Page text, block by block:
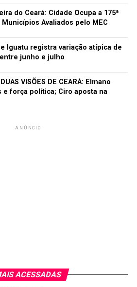
do Ceará: Cidade Ocupa a 175ª
Avaliados pelo MEC
Iguatu registra variação atípica de
junho e julho
VISÕES DE CEARÁ: Elmano
força política; Ciro aposta na
ANÚNCIO
ACESSADAS